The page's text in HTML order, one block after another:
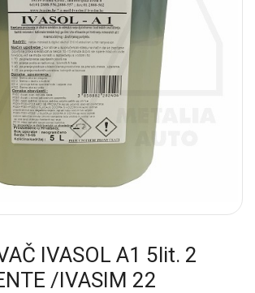
IVASOL A1 5lit. 2
/IVASIM 22